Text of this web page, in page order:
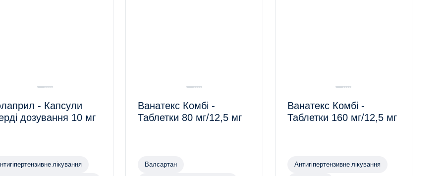
- Капсули
дозування 10 мг
лікування
Ванатекс Комбі -
Таблетки 80 мг/12,5 мг
Валсартан
Ванатекс Комбі -
Таблетки 160 мг/12,5 мг
Антигіпертензивне лікування